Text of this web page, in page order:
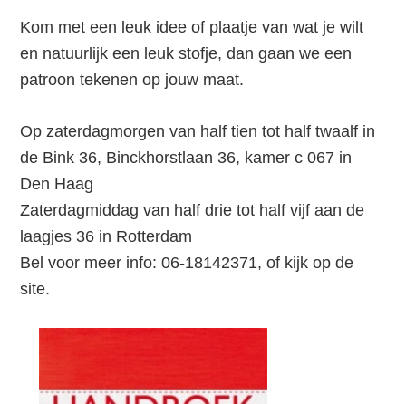
Kom met een leuk idee of plaatje van wat je wilt
en natuurlijk een leuk stofje, dan gaan we een
patroon tekenen op jouw maat.
Op zaterdagmorgen van half tien tot half twaalf in
de Bink 36, Binckhorstlaan 36, kamer c 067 in
Den Haag
Zaterdagmiddag van half drie tot half vijf aan de
laagjes 36 in Rotterdam
Bel voor meer info: 06-18142371, of kijk op de
site.